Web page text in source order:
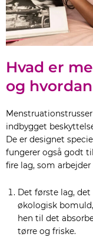
Hvad er
og
indbygget
De er designet
fungerer også godt
fire lag, som
Det første lag,
økologisk
hen til det
tørre og friske.